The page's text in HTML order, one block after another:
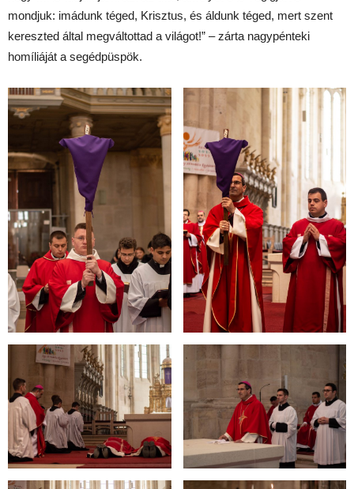
mondjuk: imádunk téged, Krisztus, és áldunk téged, mert szent
kereszted által megváltottad a világot!” – zárta nagypénteki
homíliáját a segédpüspök.